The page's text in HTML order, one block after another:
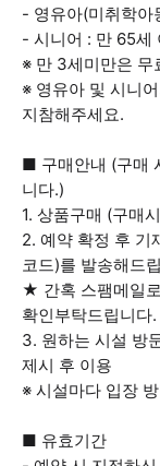
- 영유아(미취학아
- 시니어 : 만 65세
※ 만 3세미만은 무
※ 영유아 및 시니
지참해주세요.
■ 구매안내 (구매
니다.)
1. 상품구매 (구매
2. 예약 확정 후 기
코드)를 발송해드
★ 간혹 스팸메일
확인부탁드립니다.
3. 원하는 시설 방
제시 후 이용
※ 시설마다 입장
■ 유효기간